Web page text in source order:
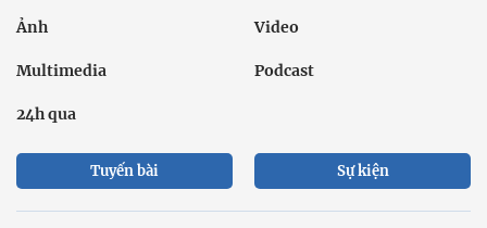
Ảnh Video
Multimedia Podcast
24h qua
Tuyến bài Sự kiện